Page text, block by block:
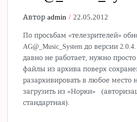
Авторadmin 22.05.2012
По просьбам «телезрителей»
AG@_Music_System до версии
давно не работает, нужно
файлы из архива поверх
разархивировать в любое место
загрузить из «Норки»
стандартная).